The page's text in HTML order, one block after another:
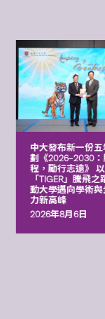
中大發布新一份五
劃《2026‒2030
程，勵行志遠》 以
「TIGER」騰飛之
動大學邁向學術與
力新高峰
2026年8月6日